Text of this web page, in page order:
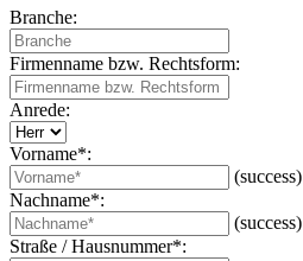
Branche:
Firmenname bzw. Rechtsform:
Anrede:
Vorname*:
(success)
Nachname*:
(success)
Straße / Hausnummer*: